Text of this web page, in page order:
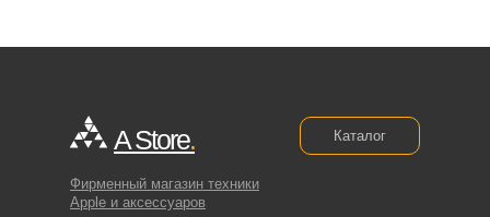
A Store.
Фирменный магазин техники
Apple и аксессуаров
Каталог